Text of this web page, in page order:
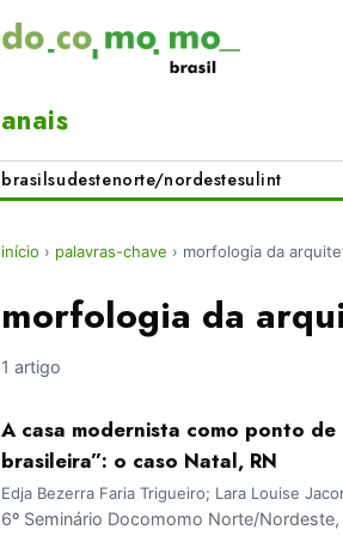
anais
brasilsudestenorte/nordestesulint
início › palavras-chave › morfologia da
morfologia da
1 artigo
A casa modernista como ponto
brasileira”: o caso Natal, RN
Edja Bezerra Faria Trigueiro; Lara Louise
6º Seminário Docomomo Norte/Nordeste,